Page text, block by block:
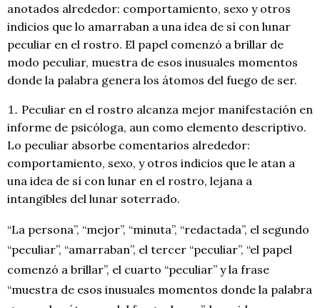
anotados alrededor: comportamiento, sexo y otros
indicios que lo amarraban a una idea de sí con lunar
peculiar en el rostro. El papel comenzó a brillar de
modo peculiar, muestra de esos inusuales momentos
donde la palabra genera los átomos del fuego de ser.
Peculiar en el rostro alcanza mejor manifestación en
informe de psicóloga, aun como elemento descriptivo.
Lo peculiar absorbe comentarios alrededor:
comportamiento, sexo, y otros indicios que le atan a
una idea de sí con lunar en el rostro, lejana a
intangibles del lunar soterrado.
“La persona”, “mejor”, “minuta”, “redactada”, el segundo
“peculiar”, “amarraban”, el tercer “peculiar”, “el papel
comenzó a brillar”, el cuarto “peculiar” y la frase
“muestra de esos inusuales momentos donde la palabra